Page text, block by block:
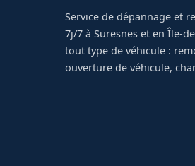
Service de dépannage et
7j/7 à Suresnes et en Île-
tout type de véhicule :
ouverture de véhicule,